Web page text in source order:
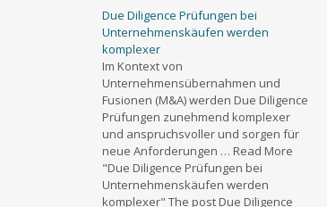
Due Diligence Prüfungen bei
Unternehmenskäufen werden
komplexer
Im Kontext von
Unternehmensübernahmen und
Fusionen (M&A) werden Due Diligence
Prüfungen zunehmend komplexer
und anspruchsvoller und sorgen für
neue Anforderungen … Read More
"Due Diligence Prüfungen bei
Unternehmenskäufen werden
komplexer" The post Due Diligence